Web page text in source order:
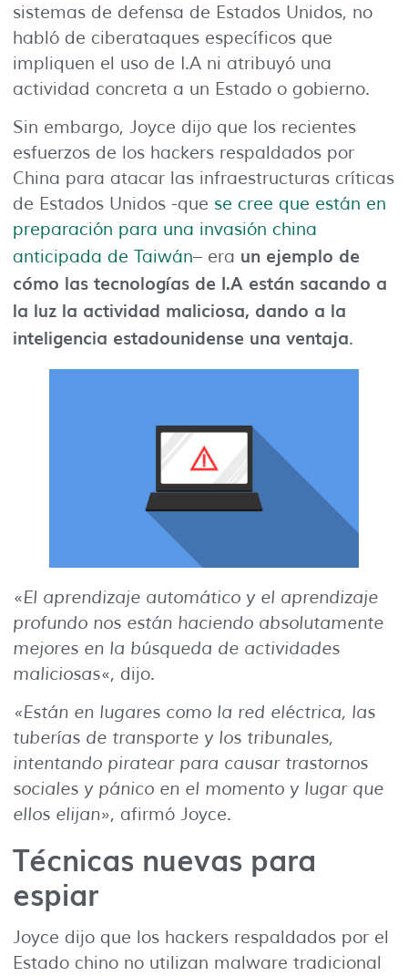
sistemas de defensa de Estados Unidos, no
habló de ciberataques específicos que
impliquen el uso de I.A ni atribuyó una
actividad concreta a un Estado o gobierno.
Sin embargo, Joyce dijo que los recientes
esfuerzos de los hackers respaldados por
China para atacar las infraestructuras críticas
de Estados Unidos -que se cree que están en
preparación para una invasión china
anticipada de Taiwán– era un ejemplo de
cómo las tecnologías de I.A están sacando a
la luz la actividad maliciosa, dando a la
inteligencia estadounidense una ventaja.
«El aprendizaje automático y el aprendizaje
profundo nos están haciendo absolutamente
mejores en la búsqueda de actividades
maliciosas«, dijo.
«Están en lugares como la red eléctrica, las
tuberías de transporte y los tribunales,
intentando piratear para causar trastornos
sociales y pánico en el momento y lugar que
ellos elijan», afirmó Joyce.
Técnicas nuevas para
espiar
Joyce dijo que los hackers respaldados por el
Estado chino no utilizan malware tradicional